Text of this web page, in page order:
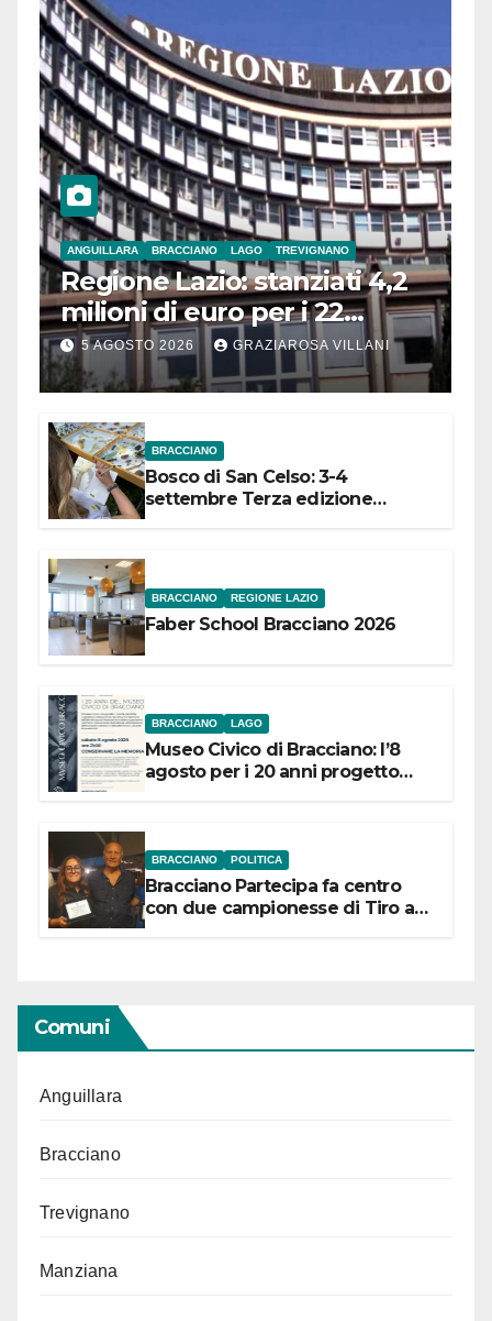
ANGUILLARA BRACCIANO LAGO TREVIGNANO
Regione Lazio: stanziati 4,2
milioni di euro per i 22
Comuni dell’Etruria
Meridionale
5 AGOSTO 2026 GRAZIAROSA VILLANI
BRACCIANO
Bosco di San Celso: 3-4
settembre Terza edizione
BRACCIANO REGIONE LAZIO
Faber School Bracciano 2026
BRACCIANO LAGO
Museo Civico di Bracciano: l’8
agosto per i 20 anni progetto
BRACCIANO POLITICA
Bracciano Partecipa fa centro
con due campionesse di Tiro a
Comuni
Anguillara
Bracciano
Trevignano
Manziana